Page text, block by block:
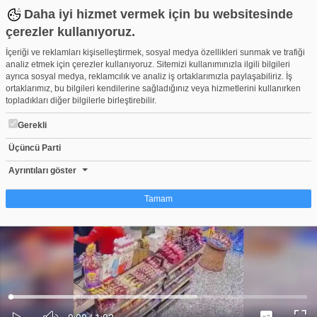
Daha iyi hizmet vermek için bu websitesinde
çerezler kullanıyoruz.
İçeriği ve reklamları kişiselleştirmek, sosyal medya özellikleri sunmak ve trafiği
analiz etmek için çerezler kullanıyoruz. Sitemizi kullanımınızla ilgili bilgileri
ayrıca sosyal medya, reklamcılık ve analiz iş ortaklarımızla paylaşabiliriz. İş
ortaklarımız, bu bilgileri kendilerine sağladığınız veya hizmetlerini kullanırken
topladıkları diğer bilgilerle birleştirebilir.
Gerekli
Üçüncü Parti
Ayrıntıları göster
Tamam
Çerez nedir?
Çerezler, web-sitelerinin, kullanıcıların deneyimlerini daha verimli hale getirmek
amacıyla kullandığı küçük metin dosyalarıdır. Yasalara göre, bu sitenin
işletilmesi için kesinlikle gerekli olan çerezleri cihazınıza yerleştirebiliyoruz.
Diğer çerez türleri için sizden izin almamız gerekiyor. Bu site farklı çerez türleri
kullanmaktadır. Bazı çerezler, sayfalarımızda yer alan üçüncü şahıs hizmetleri
tarafından yerleştirilir. İzniniz şu alanlar için geçerlidir: web.tv
Ses
Yüklendi:
0%
Yükleniyor:
Kocaeli'de akaryakıt istasyonu çalışanına kafa atıp,